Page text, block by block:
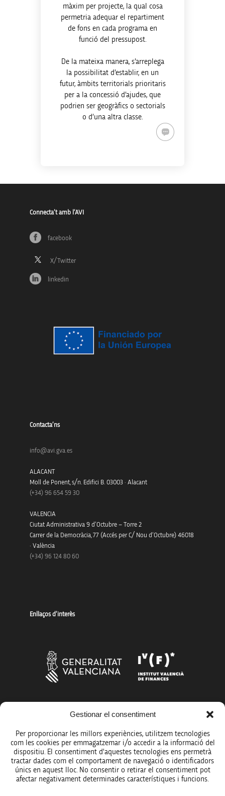
Gestionar el consentiment
Per proporcionar les millors experiències, utilitzem tecnologies
com les cookies per emmagatzemar i/o accedir a la informació del
dispositiu. El consentiment d'aquestes tecnologies ens permetrà
tractar dades com el comportament de navegació o identificadors
únics en aquest lloc. No consentir o retirar el consentiment pot
afectar negativament determinades característiques i funcions.
màxim per projecte, la qual cosa
permetria adequar el repartiment
de fons en cada programa en
funció del pressupost.
De la mateixa manera, s’arreplega
la possibilitat d’establir, en un
futur, àmbits territorials prioritaris
per a la concessió d’ajudes, que
podrien ser geogràfics o sectorials
o d’una altra classe.
Connecta’t amb l’AVI
facebook
linkedin
Contacta’ns
info@avi.gva.es
ALACANT
Moll de Ponent, s/n. Edifici B. 03003 · Alacant
(+34) 96 654 59 30
VALENCIA
Ciutat Administrativa 9 d’Octubre – Torre 2
Carrer de la Democràcia, 77 (Accés per C/ Nou d’Octubre) 46018
· València
(+34) 96 124 80 60
Enllaços d’interès
Més organismes de suport a la innovació
Avís legal